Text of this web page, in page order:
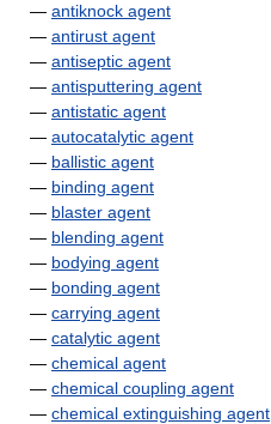
— antiknock agent
— antirust agent
— antiseptic agent
— antisputtering agent
— antistatic agent
— autocatalytic agent
— ballistic agent
— binding agent
— blaster agent
— blending agent
— bodying agent
— bonding agent
— carrying agent
— catalytic agent
— chemical agent
— chemical coupling agent
— chemical extinguishing agent